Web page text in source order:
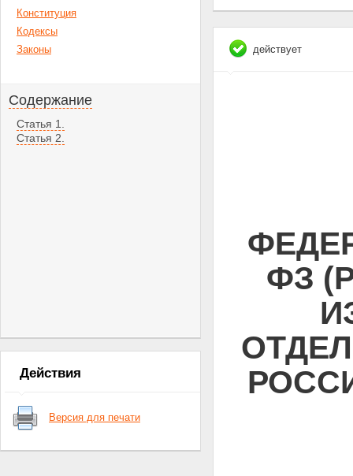
Конституция
Кодексы
Законы
Содержание
Статья 1.
Статья 2.
Действия
Версия для печати
действует
ФЗ